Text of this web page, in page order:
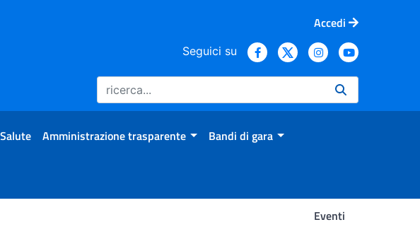
Accedi
Seguici su
Amministrazione trasparente Bandi di gara
Eventi